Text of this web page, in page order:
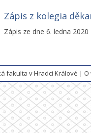
Zápis z kolegia
Zápis ze dne 6. ledna 2020
fakulta v Hradci Králové |